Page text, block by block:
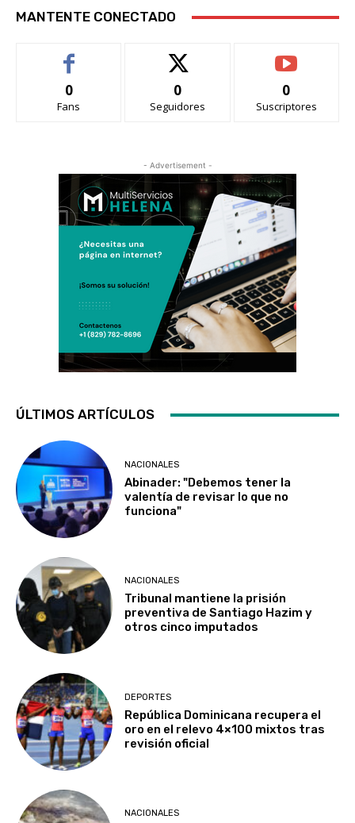
MANTENTE CONECTADO
0
Fans
0
Seguidores
0
Suscriptores
- Advertisement -
ÚLTIMOS ARTÍCULOS
NACIONALES
Abinader: "Debemos tener la
valentía de revisar lo que no
funciona"
NACIONALES
Tribunal mantiene la prisión
preventiva de Santiago Hazim y
otros cinco imputados
DEPORTES
República Dominicana recupera el
oro en el relevo 4×100 mixtos tras
revisión oficial
NACIONALES